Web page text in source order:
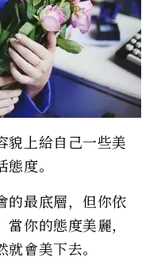
貌上給自己一些美
度。
的最底層，但你依
你的態度美麗，
會美下去。